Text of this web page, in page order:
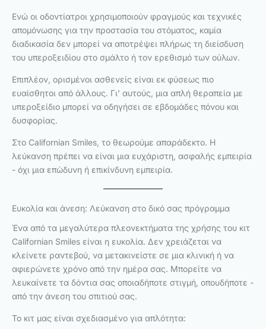
Ενώ οι οδοντίατροι χρησιμοποιούν φραγμούς και τεχνικές
απομόνωσης για την προστασία του στόματος, καμία
διαδικασία δεν μπορεί να αποτρέψει πλήρως τη διείσδυση
του υπεροξειδίου στο σμάλτο ή τον ερεθισμό των ούλων.
Επιπλέον, ορισμένοι ασθενείς είναι εκ φύσεως πιο
ευαίσθητοι από άλλους. Γι' αυτούς, μια απλή θεραπεία με
υπεροξείδιο μπορεί να οδηγήσει σε εβδομάδες πόνου και
δυσφορίας.
Στο Californian Smiles, το θεωρούμε απαράδεκτο. Η
λεύκανση πρέπει να είναι μια ευχάριστη, ασφαλής εμπειρία
- όχι μια επώδυνη ή επικίνδυνη εμπειρία.
Ευκολία και άνεση: Λεύκανση στο δικό σας πρόγραμμα
Ένα από τα μεγαλύτερα πλεονεκτήματα της χρήσης του κιτ
Californian Smiles είναι η ευκολία. Δεν χρειάζεται να
κλείνετε ραντεβού, να μετακινείστε σε μια κλινική ή να
αφιερώνετε χρόνο από την ημέρα σας. Μπορείτε να
λευκαίνετε τα δόντια σας οποιαδήποτε στιγμή, οπουδήποτε -
από την άνεση του σπιτιού σας.
Το κιτ μας είναι σχεδιασμένο για απλότητα: